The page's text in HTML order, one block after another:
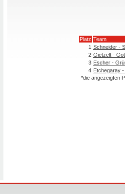
Platz Team
1 Schneider -
2 Gietzelt -
3 Escher -
4 Etchegaray
*die angezeigten